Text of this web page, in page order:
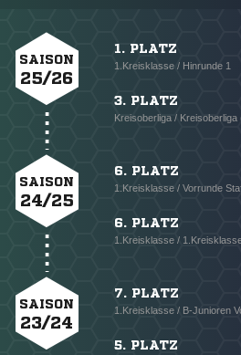
SAISON
25/26
1. PLATZ
1.Kreisklasse / Hinrunde 1
3. PLATZ
Kreisoberliga / Kreisoberliga
SAISON
24/25
6. PLATZ
1.Kreisklasse / Vorrunde
6. PLATZ
1.Kreisklasse /
SAISON
23/24
7. PLATZ
1.Kreisklasse / B-Junioren
5. PLATZ